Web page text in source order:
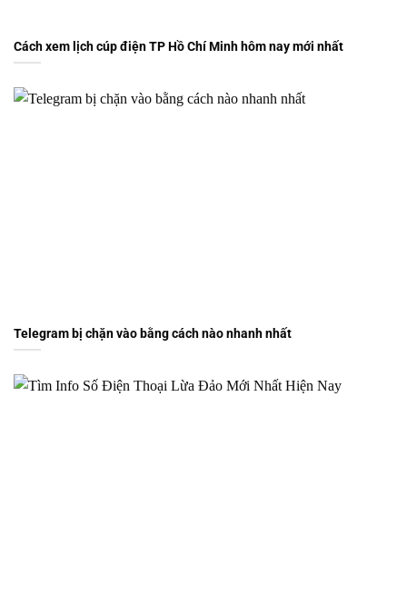
Cách xem lịch cúp điện TP Hồ Chí Minh hôm nay mới nhất
Telegram bị chặn vào bằng cách nào nhanh nhất